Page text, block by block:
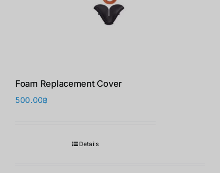
Foam Replacement Cover
500.00฿
Details